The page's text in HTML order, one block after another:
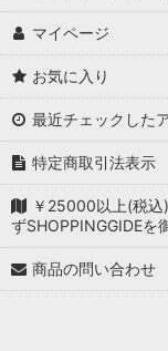
マイページ
お気に入り
最近チェックした
特定商取引法表示
￥25000以上(税込
ずSHOPPINGGIDEを
商品の問い合わせ